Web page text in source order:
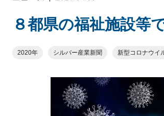
８都県の福祉施設等
2020年 シルバー産業新聞 新型コロナウイ